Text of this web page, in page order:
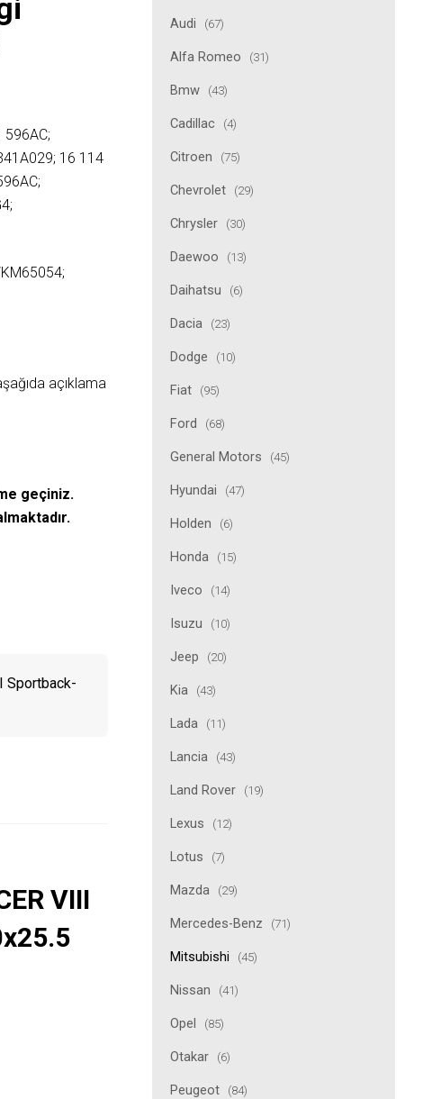
Audi (67)
Alfa Romeo (31)
Bmw (43)
Cadillac (4)
Citroen (75)
Chevrolet (29)
Chrysler (30)
Daewoo (13)
Daihatsu (6)
Dacia (23)
Dodge (10)
Fiat (95)
Ford (68)
General Motors (45)
Hyundai (47)
Holden (6)
Honda (15)
Iveco (14)
Isuzu (10)
Jeep (20)
Kia (43)
Lada (11)
Lancia (43)
Land Rover (19)
Lexus (12)
Lotus (7)
Mazda (29)
Mercedes-Benz (71)
Mitsubishi (45)
Nissan (41)
Opel (85)
Otakar (6)
Peugeot (84)
596AC;
16 114
açıklama
geçiniz.
Sportback-
VIII